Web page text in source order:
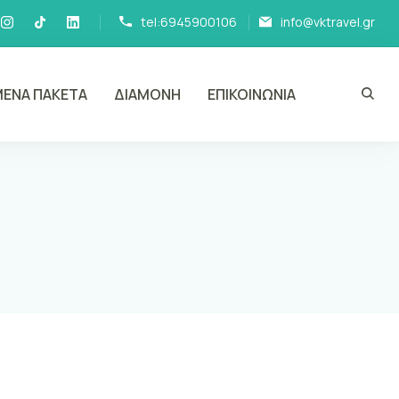
tel:6945900106 info@vktravel.gr
ΠΑΚΕΤΑ ΔΙΑΜΟΝΗ ΕΠΙΚΟΙΝΩΝΙΑ